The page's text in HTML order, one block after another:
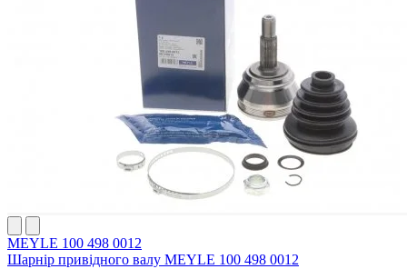
MEYLE 100 498 0012
Шарнір привідного валу MEYLE 100 498 0012